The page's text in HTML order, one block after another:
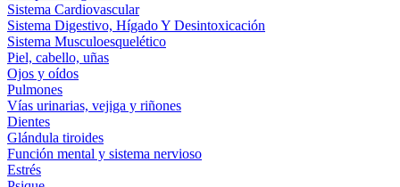
Sistema Cardiovascular
Sistema Digestivo, Hígado Y Desintoxicación
Sistema Musculoesquelético
Piel, cabello, uñas
Ojos y oídos
Pulmones
Vías urinarias, vejiga y riñones
Dientes
Glándula tiroides
Función mental y sistema nervioso
Estrés